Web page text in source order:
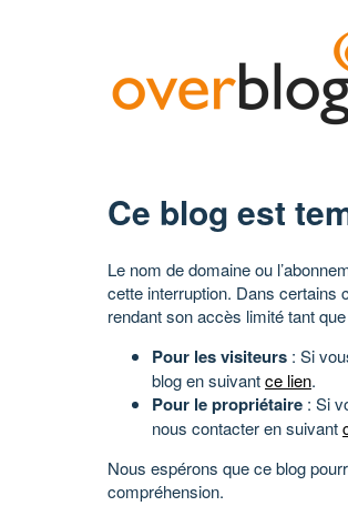
Ce blog est
Le nom de domaine ou
cette interruption. Dans certains
rendant son accès limité tant
Pour les visiteurs : Si
blog en suivantce lien.
Pour le propriétaire : Si
nous contacter en suivant
Nous espérons que ce blog
compréhension.